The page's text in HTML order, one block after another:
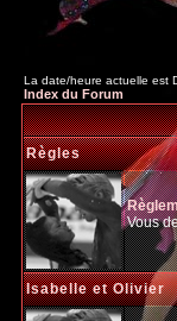
La date/heure actuelle est
Index du Forum
Règles
Vous
Isabelle et Olivier